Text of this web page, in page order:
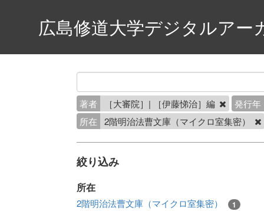
広島修道大学デジタルアー
著者 ［大審院］| ［伊藤悌治］編
発行年
所在
2階明治法曹文庫（マイクロ室集密）
絞り込み
所在
2階明治法曹文庫（マイクロ室集密） 1